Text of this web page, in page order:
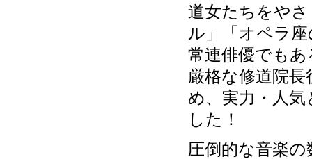
道女たちをや
ル」「オペラ
常連俳優でも
厳格な修道院
め、実力・人
した！
圧倒的な音楽